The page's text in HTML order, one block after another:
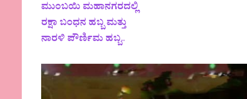
ಮುಂಬಯಿ ಮಹಾನಗರದಲ್ಲಿ
ರಕ್ಷಾ ಬಂಧನ ಹಬ್ಬ ಮತ್ತು
ನಾರಳಿ ಪೌರ್ಣಿಮ ಹಬ್ಬ..